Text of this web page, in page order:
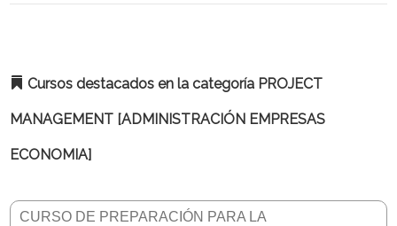
Cursos destacados en la categoría PROJECT
MANAGEMENT [ADMINISTRACIÓN EMPRESAS
ECONOMIA]
CURSO DE PREPARACIÓN PARA LA